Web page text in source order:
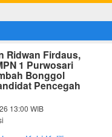
Ridwan Firdaus,
1 Purwosari
Bonggol
Pencegah
13:00 WIB